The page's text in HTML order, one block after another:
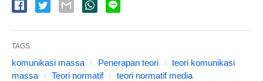
TAGS:
komunikasi massa Penerapan teori
teori komunikasi
massa
Teori normatif teori normatif media